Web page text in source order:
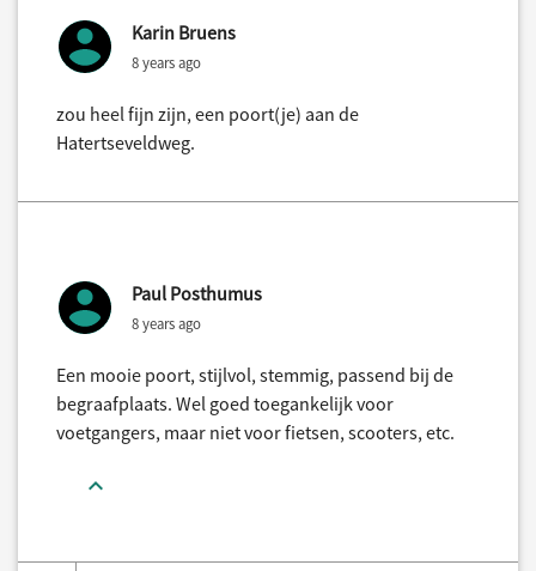
Karin Bruens
8 years ago
zou heel fijn zijn, een poort(je) aan de
Hatertseveldweg.
Paul Posthumus
8 years ago
Een mooie poort, stijlvol, stemmig, passend bij de
begraafplaats. Wel goed toegankelijk voor
voetgangers, maar niet voor fietsen, scooters, etc.